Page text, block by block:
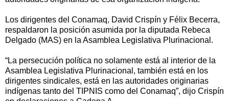
Los dirigentes del Conamaq, David Crispín y Félix Becerra,
respaldaron la posición asumida por la diputada Rebeca
Delgado (MAS) en la Asamblea Legislativa Plurinacional.
“La persecución política no solamente está al interior de la
Asamblea Legislativa Plurinacional, también está en los
dirigentes sindicales, está en las autoridades originarias
indígenas tanto del TIPNIS como del Conamaq”, dijo Crispín